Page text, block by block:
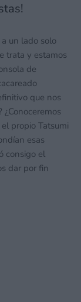
un lado solo
trata y estamos
de
que nos
propio Tatsumi
esas
consigo el
dar por fin